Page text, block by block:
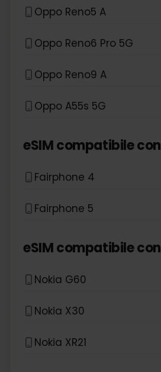
Oppo Reno5 A
Oppo Reno6 Pro 5G
Oppo Reno9 A
Oppo A55s 5G
eSIM compatibile con
Fairphone 4
Fairphone 5
eSIM compatibile con
Nokia G60
Nokia X30
Nokia XR21